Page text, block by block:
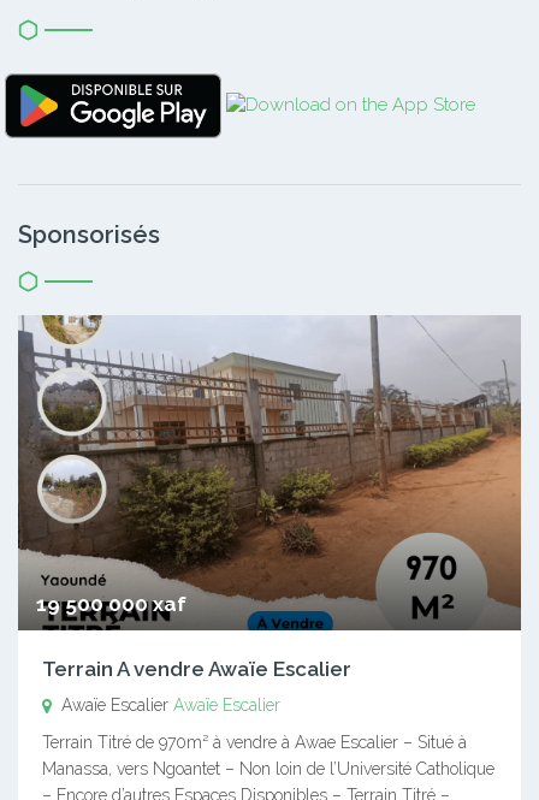
Sponsorisés
19 500 000 xaf
Terrain A vendre Awaïe Escalier
Awaïe Escalier Awaïe Escalier
Terrain Titré de 970m² à vendre à Awae Escalier – Situé à
Manassa, vers Ngoantet – Non loin de l’Université Catholique
– Encore d’autres Espaces Disponibles – Terrain Titré –…